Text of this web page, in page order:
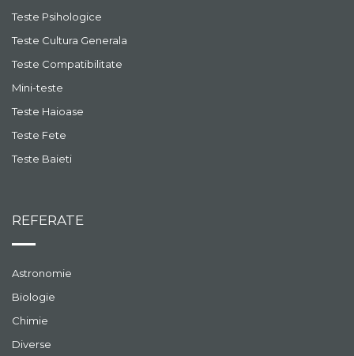
Teste Psihologice
Teste Cultura Generala
Teste Compatibilitate
Mini-teste
Teste Haioase
Teste Fete
Teste Baieti
REFERATE
Astronomie
Biologie
Chimie
Diverse